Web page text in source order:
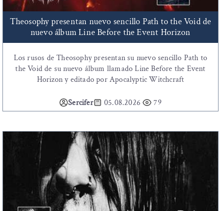
Theosophy presentan nuevo sencillo Path to the Void de
nuevo álbum Line Before the Event Horizon
Los rusos de Theosophy presentan su nuevo sencillo Path to
the Void de su nuevo álbum llamado Line Before the Event
Horizon y editado por Apocalyptic Witchcraft
Sercifer 05.08.2026 79